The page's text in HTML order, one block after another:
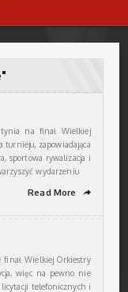
na finał Wielkiej
turnieju, zapowiadająca
sportowa rywalizacja i
wydarzeniu
Read More ➦
finał Wielkiej Orkiestry
więc na pewno nie
telefonicznych i